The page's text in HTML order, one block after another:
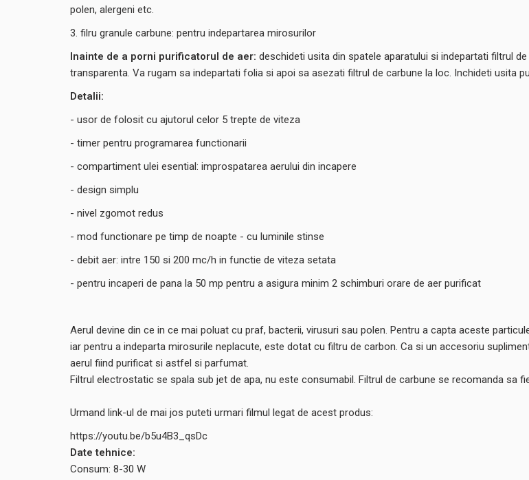
polen, alergeni etc.
3. filru granule carbune: pentru indepartarea mirosurilor
Inainte de a porni purificatorul de aer: deschideti usita din spatele aparatului si indepartati filtrul
transparenta. Va rugam sa indepartati folia si apoi sa asezati filtrul de carbune la loc. Inchideti usita
Detalii:
- usor de folosit cu ajutorul celor 5 trepte de viteza
- timer pentru programarea functionarii
- compartiment ulei esential: improspatarea aerului din incapere
- design simplu
- nivel zgomot redus
- mod functionare pe timp de noapte - cu luminile stinse
- debit aer: intre 150 si 200 mc/h in functie de viteza setata
- pentru incaperi de pana la 50 mp pentru a asigura minim 2 schimburi orare de aer purificat
Aerul devine din ce in ce mai poluat cu praf, bacterii, virusuri sau polen. Pentru a capta aceste
iar pentru a indeparta mirosurile neplacute, este dotat cu filtru de carbon. Ca si un accesoriu
aerul fiind purificat si astfel si parfumat.
Filtrul electrostatic se spala sub jet de apa, nu este consumabil. Filtrul de carbune se recomanda sa
Urmand link-ul de mai jos puteti urmari filmul legat de acest produs:
https://youtu.be/b5u4B3_qsDc
Date tehnice:
Consum: 8-30 W